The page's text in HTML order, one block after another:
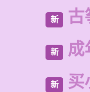
新 古
新 成
新 买